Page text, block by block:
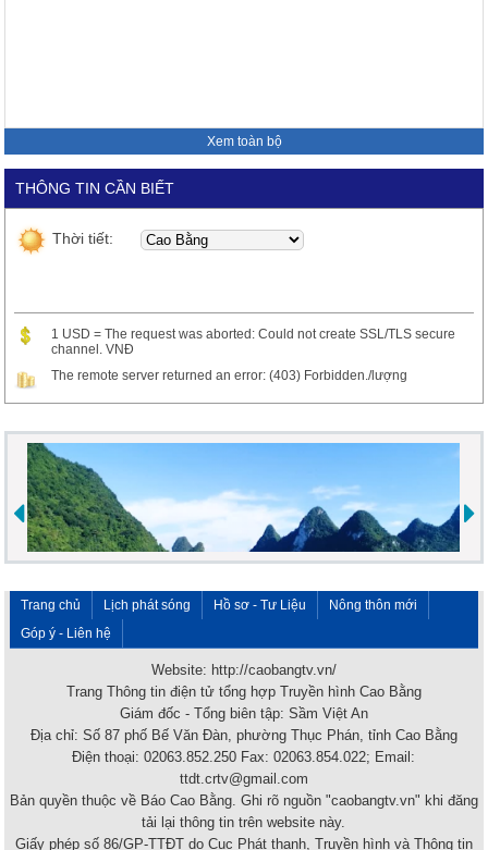
Xem toàn bộ
THÔNG TIN CẦN BIẾT
Thời tiết:
1 USD = The request was aborted: Could not create SSL/TLS secure
channel. VNĐ
The remote server returned an error: (403) Forbidden./lượng
Trang chủ Lịch phát sóng Hồ sơ - Tư Liệu
Nông thôn mới
Góp ý - Liên hệ
Website: http://caobangtv.vn/
Trang Thông tin điện tử tổng hợp Truyền hình Cao Bằng
Giám đốc - Tổng biên tập: Sầm Việt An
Địa chỉ: Số 87 phố Bế Văn Đàn, phường Thục Phán, tỉnh Cao Bằng
Điện thoại: 02063.852.250 Fax: 02063.854.022; Email:
ttdt.crtv@gmail.com
Bản quyền thuộc về Báo Cao Bằng. Ghi rõ nguồn "caobangtv.vn" khi đăng
tải lại thông tin trên website này.
Giấy phép số 86/GP-TTĐT do Cục Phát thanh, Truyền hình và Thông tin